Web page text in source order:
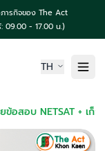
ารกิจของ The Act
09.00 - 17.00 น.)
TH